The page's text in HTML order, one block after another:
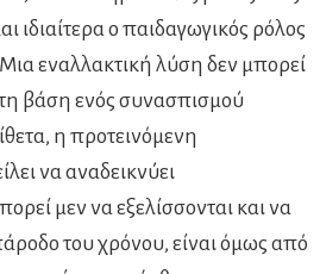
ιδιαίτερα ο παιδαγωγικός ρόλος
εναλλακτική λύση δεν μπορεί
βάση ενός συνασπισμού
η προτεινόμενη
να αναδεικνύει
μεν να εξελίσσονται και να
του χρόνου, είναι όμως από